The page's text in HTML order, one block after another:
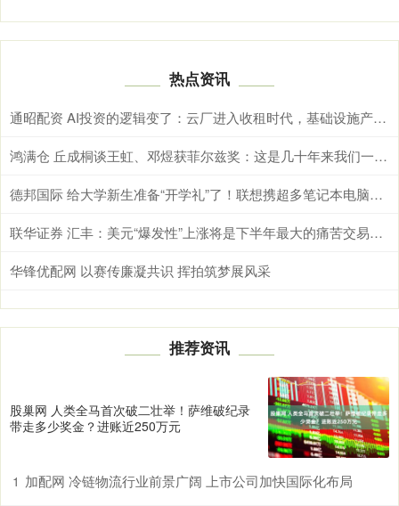
热点资讯
通昭配资 AI投资的逻辑变了：云厂进入收租时代，基础设施产业链承压
鸿满仓 丘成桐谈王虹、邓煜获菲尔兹奖：这是几十年来我们一直期盼实现的愿望
德邦国际 给大学新生准备“开学礼”了！联想携超多笔记本电脑亮相BW2026
联华证券 汇丰：美元“爆发性”上涨将是下半年最大的痛苦交易之一
华锋优配网 以赛传廉凝共识 挥拍筑梦展风采
推荐资讯
股巢网 人类全马首次破二壮举！萨维破纪录
带走多少奖金？进账近250万元
1 加配网 冷链物流行业前景广阔 上市公司加快国际化布局